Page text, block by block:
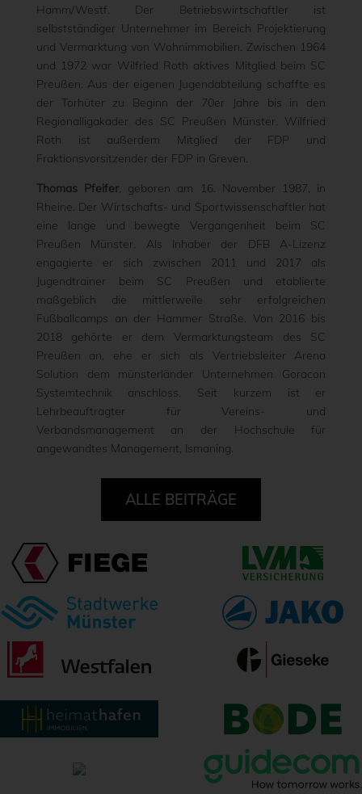
Hamm/Westf. Der Betriebswirtschaftler ist
selbstständiger Unternehmer im Bereich Projektierung
und Vermarktung von Wohnimmobilien. Zwischen 1964
und 1972 war Wilfried Roth aktives Mitglied beim SC
Preußen. Aus der eigenen Jugendabteilung schaffte es
der Torhüter zu Beginn der 70er Jahre bis in den
Regionalligakader des SC Preußen Münster. Wilfried
Roth ist außerdem Mitglied der FDP und
Fraktionsvorsitzender der FDP in Greven.
Thomas Pfeifer, geboren am 16. November 1987, in
Rheine. Der Wirtschafts- und Sportwissenschaftler hat
eine lange und bewegte Vergangenheit beim SC
Preußen Münster. Als Inhaber der DFB A-Lizenz
engagierte er sich zwischen 2011 und 2017 als
Jugendtrainer beim SC Preußen und etablierte
maßgeblich die mittlerweile sehr erfolgreichen
Fußballcamps an der Hammer Straße. Von 2016 bis
2018 gehörte er dem Vermarktungsteam des SC
Preußen an, ehe er sich als Vertriebsleiter Arena
Solution dem münsterländer Unternehmen Goracon
Systemtechnik anschloss. Seit kurzem ist er
Lehrbeauftragter für Vereins- und
Verbandsmanagement an der Hochschule für
angewandtes Management, Ismaning.
ALLE BEITRÄGE